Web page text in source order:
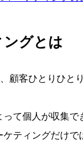
ングとは
顧客ひとりひ
て個人が収集で
ティングだけ